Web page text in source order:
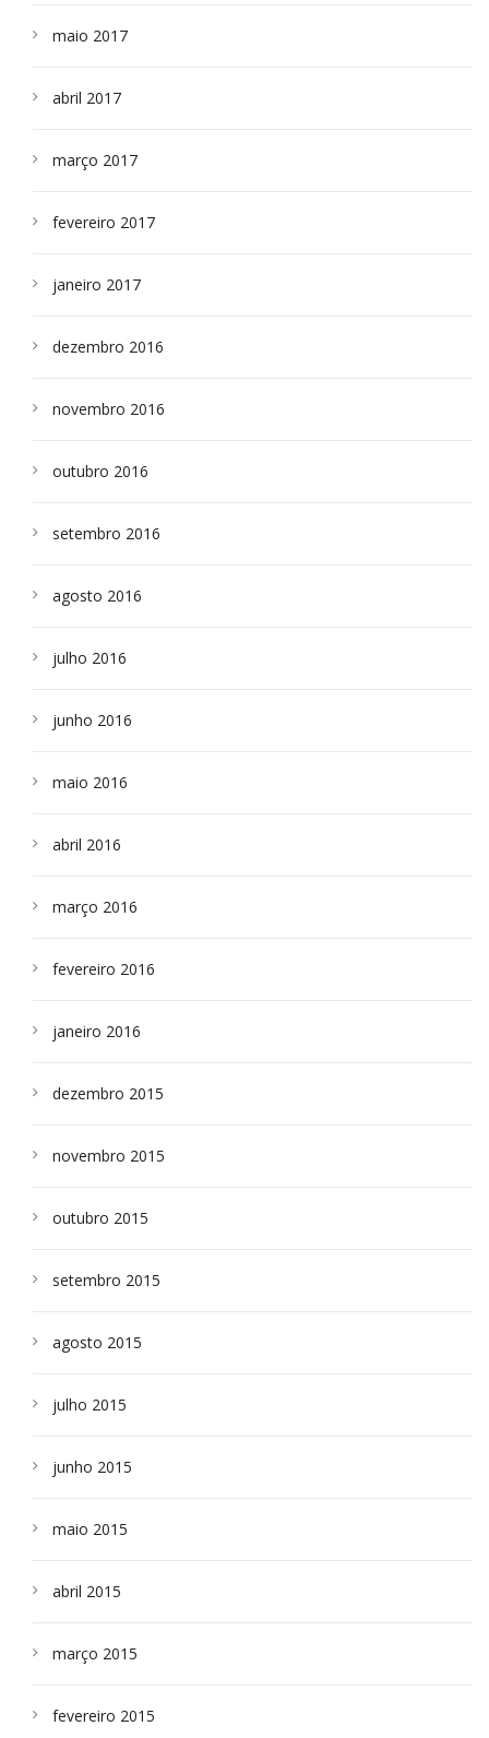
maio 2017
abril 2017
março 2017
fevereiro 2017
janeiro 2017
dezembro 2016
novembro 2016
outubro 2016
setembro 2016
agosto 2016
julho 2016
junho 2016
maio 2016
abril 2016
março 2016
fevereiro 2016
janeiro 2016
dezembro 2015
novembro 2015
outubro 2015
setembro 2015
agosto 2015
julho 2015
junho 2015
maio 2015
abril 2015
março 2015
fevereiro 2015